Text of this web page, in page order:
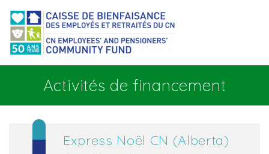
Activités de financement
Express Noël CN (Alberta)